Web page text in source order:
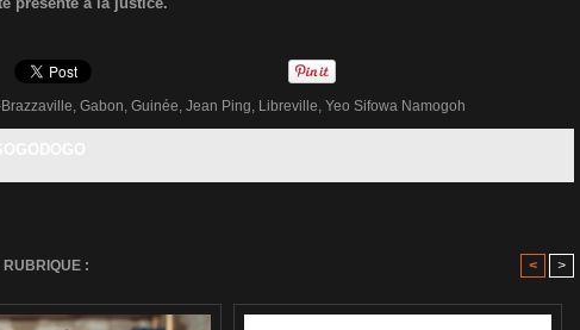
, Gabon, Guinée, Jean Ping, Libreville, Yeo Sifowa Namogoh
RUBRIQUE : < >